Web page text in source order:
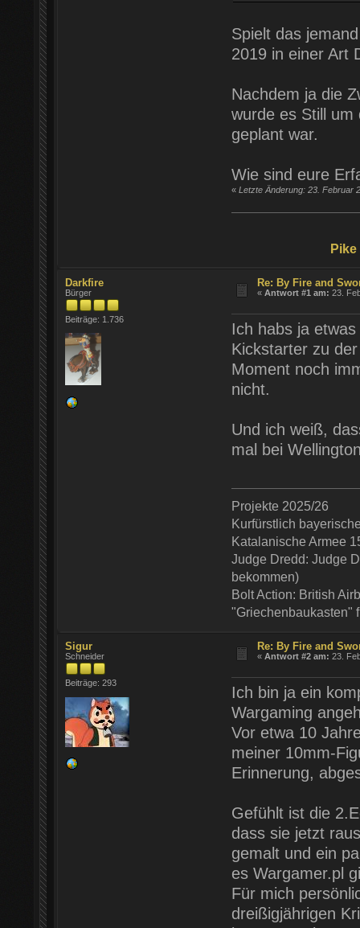
Spielt das
2019 in einer Art
Nachdem ja die
wurde es Still um
geplant war.
Wie sind eure
« Letzte Änderung: 23. Februar
Darkfire
Bürger
Beiträge: 1.736
Re: By Fire and
«Antwort #1 am: 23.
Ich habs ja
Kickstarter zu
Moment noch
nicht.
Und ich weiß,
mal bei
Projekte 2025/26
Kurfürstlich
Katalanische Armee
Judge Dredd: Judge
bekommen)
Bolt Action: British
"Griechenbaukasten"
Sigur
Schneider
Beiträge: 293
Re: By Fire and
«Antwort #2 am: 23.
Ich bin ja ein
Wargaming
Vor etwa 10
meiner 10mm-
Erinnerung,
Gefühlt ist die
dass sie jetzt
gemalt und ein
es Wargamer.pl
Für mich
dreißigjährigen